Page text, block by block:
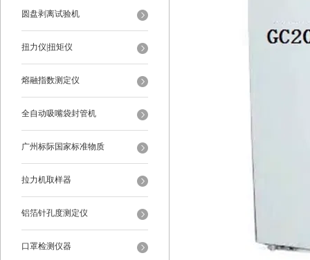
圆盘剥离试验机
扭力仪|扭矩仪
熔融指数测定仪
全自动吸嘴袋封管机
广州标际国家标准物质
拉力机取样器
铝箔针孔度测定仪
口罩检测仪器